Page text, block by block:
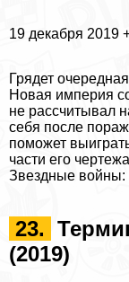
19 декабря 2019
Грядет
Новая империя
не рассчитывал
себя после
поможет
части его
Звездные войны:
23.
(2019)